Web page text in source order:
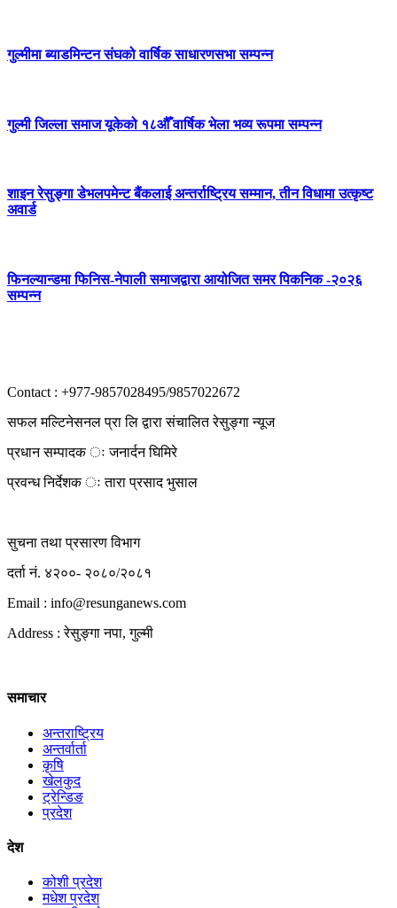
गुल्मीमा ब्याडमिन्टन संघको वार्षिक साधारणसभा सम्पन्न
गुल्मी जिल्ला समाज यूकेको १८औँ वार्षिक भेला भव्य रूपमा सम्पन्न
शाइन रेसुङ्गा डेभलपमेन्ट बैंकलाई अन्तर्राष्ट्रिय सम्मान, तीन विधामा उत्कृष्ट
अवार्ड
फिनल्यान्डमा फिनिस-नेपाली समाजद्वारा आयोजित समर पिकनिक -२०२६
सम्पन्न
Contact : +977-9857028495/9857022672
सफल मल्टिनेसनल प्रा लि द्वारा संचालित रेसुङ्गा न्यूज
प्रधान सम्पादक ः जनार्दन घिमिरे
प्रवन्ध निर्देशक ः तारा प्रसाद भुसाल
सुचना तथा प्रसारण विभाग
दर्ता नं. ४२००- २०८०/२०८१
Email : info@resunganews.com
Address : रेसुङ्गा नपा, गुल्मी
समाचार
अन्तराष्ट्रिय
अन्तर्वार्ता
कृषि
खेलकुद
ट्रेन्डिङ
प्रदेश
देश
कोशी प्रदेश
मधेश प्रदेश